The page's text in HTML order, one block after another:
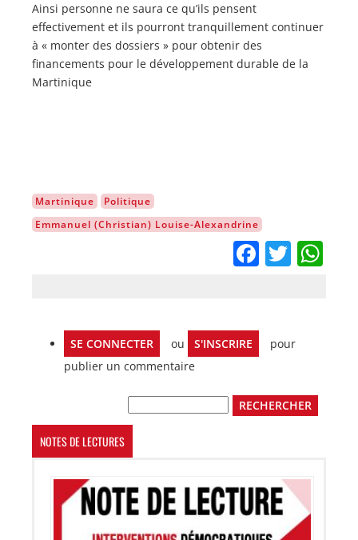
Ainsi personne ne saura ce qu’ils pensent
effectivement et ils pourront tranquillement continuer
à « monter des dossiers » pour obtenir des
financements pour le développement durable de la
Martinique
Martinique
Politique
Emmanuel (Christian) Louise-Alexandrine
SE CONNECTER ou S'INSCRIRE
pour
publier un commentaire
NOTES DE LECTURES
Image